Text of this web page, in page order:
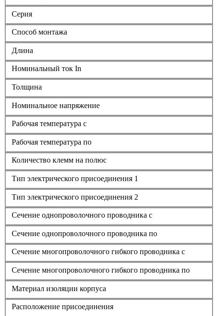
Серия
Способ монтажа
Длина
Номинальный ток In
Толщина
Номинальное напряжение
Рабочая температура с
Рабочая температура по
Количество клемм на полюс
Тип электрического присоединения 1
Тип электрического присоединения 2
Сечение однопроволочного проводника с
Сечение однопроволочного проводника по
Сечение многопроволочного гибкого проводника с
Сечение многопроволочного гибкого проводника по
Материал изоляции корпуса
Расположение присоединения